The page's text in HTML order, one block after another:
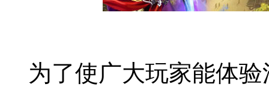
为了使广大玩家能体验